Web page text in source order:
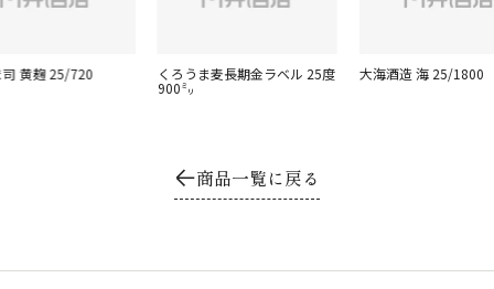
司 黄麹 25/720 くろうま麦長期金ラベル 25度
900㍉
大海酒造 海 25/1800
商品一覧に戻る